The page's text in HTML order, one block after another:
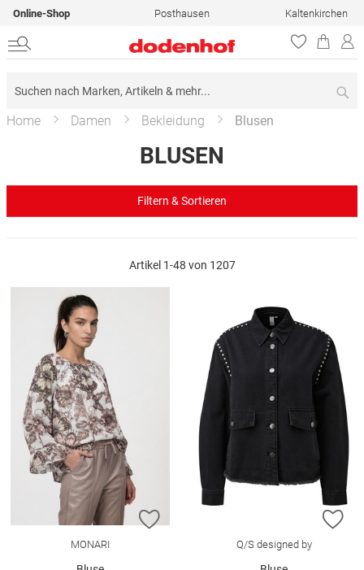
Online-Shop Posthausen Kaltenkirchen
Home Damen Bekleidung Blusen
BLUSEN
Artikel 1-48 von 1207
ZUR WUNSCHLISTE HINZUFÜGEN
MONARI Q/S designed by
Filtern & Sortieren